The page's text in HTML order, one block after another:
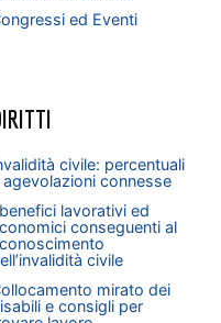
ed Eventi
civile: percentuali
agevolazioni connesse
lavorativi ed
conseguenti al
civile
mirato dei
e consigli per